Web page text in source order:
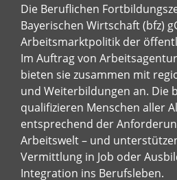
Die Beruflichen
Bayerischen Wirtschaft (bfz)
Arbeitsmarktpolitik der
Im Auftrag von
bieten sie zusammen mit
und Weiterbildungen an. Die
qualifizieren Menschen aller
entsprechend der
Arbeitswelt – und
Vermittlung in Job oder
Integration ins Berufsleben.